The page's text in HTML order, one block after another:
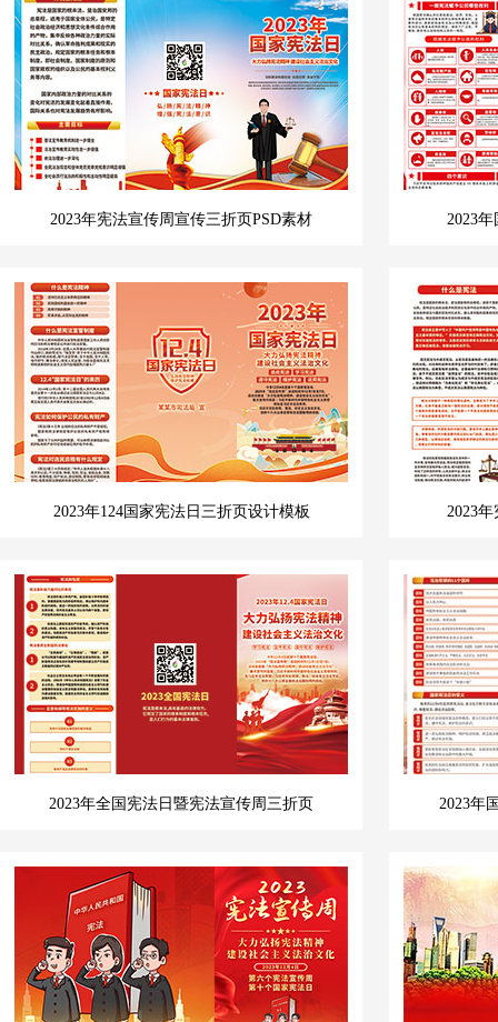
2023年宪法宣传周宣传三折页PSD素材 2023
2023年124国家宪法日三折页设计模板 2023
2023年全国宪法日暨宪法宣传周三折页 2023年